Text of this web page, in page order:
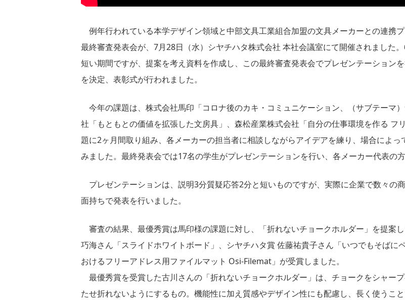
例年行われている本学デザイン領域と中部文具工業組合加盟の文具メーカーとの連携
最終審査発表会が、7月28日（水）シヤチハタ株式会社 本社会議室にて開催されました
短い期間ですが、提案を考え資料を作成し、この最終審査発表会でプレゼンテーション
を決定、表彰式が行われました。
今年の課題は、株式会社馬印「コロナ後のカキ・コミュニケーション、（サブテーマ
社「もともとの価値を拡張した文房具」、森松産業株式会社「自分の仕事環境を作る フ
題に2ヶ月間取り組み、各メーカーの担当者に相談しながらアイデアを練り、場合によ
みました。最終発表会では17名の学生がプレゼンテーションを行い、各メーカー代表の
プレゼンテーションは、説明3分質疑応答2分と短いものですが、実際に企業で数々の
面持ちで発表を行いました。
審査の結果、最優秀賞は馬印様の課題に対し、「折れないチョークホルダー」を提案
巧海さん「スライドホワイトボード」、シヤチハタ賞 佐藤祐貴子さん「いつでもそばに
おけるフリーアドレス用ファイルマット Osi-Filemat」が受賞しました。
最優秀賞を受賞した古川さんの「折れないチョークホルダー」は、チョークをシャー
たせ折れないようにするもの。機能性に加え質感やデザイン性にも配慮し、長く使うこ